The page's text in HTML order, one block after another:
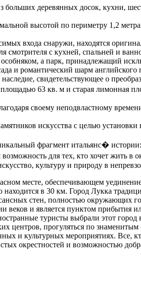
больших деревянных досок, кухни,
высотой по периметру 1,2
входа снаружи, находятся
смотрителя с кухней, спальней и
а парк, принадлежащий
и романтический шарм
свидетельствующее о
63 кв. м и старая лимонная
своему неподвластному
искусства с целью
фрагмент итальянс�
для тех, кто хочет жить
культуру и природу в
месте, обеспечивающем
в 30 км. Город Лукка
стен, полностью окружающих
веков и является пунктом прибытия
туристы выбрали этот
центров, прогуляться по
и культурных мероприятиях. Все,
окрестностей и возможностью